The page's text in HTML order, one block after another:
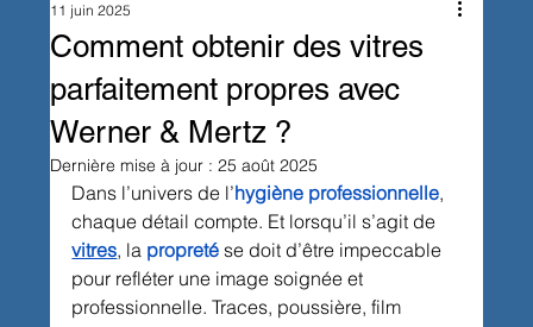
Comment obtenir des vitres
parfaitement propres avec
Werner & Mertz ?
11 juin 2025
Dernière mise à jour :25 août 2025
Dans l’univers de l’hygiène professionnelle,
chaque détail compte. Et lorsqu’il s’agit de
vitres, la propreté se doit d’être impeccable
pour refléter une image soignée et
professionnelle. Traces, poussière, film